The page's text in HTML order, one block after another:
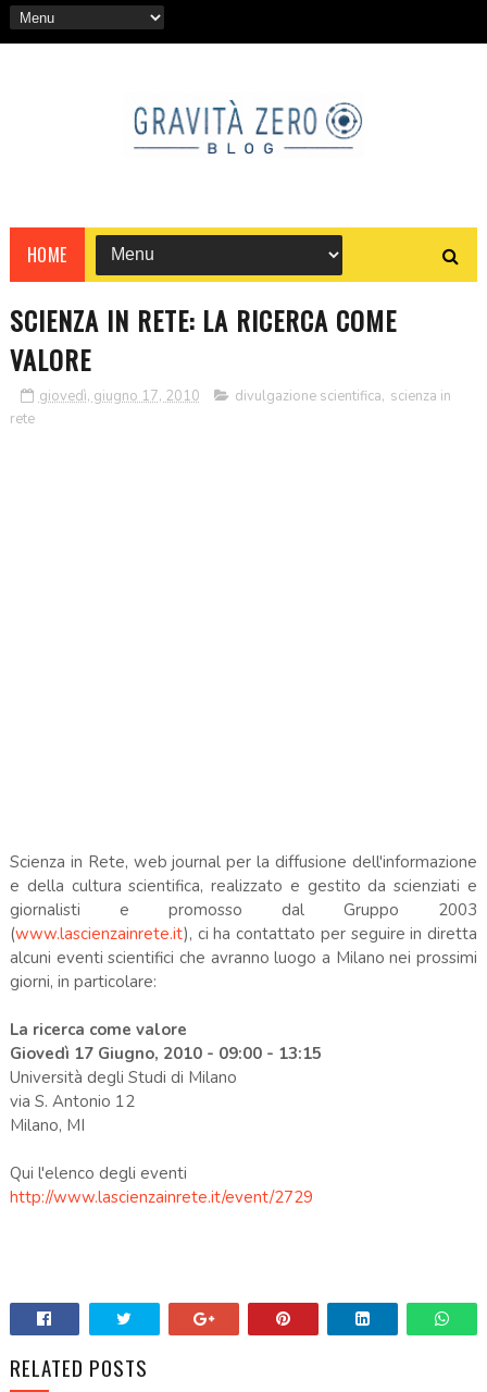
HOME
SCIENZA IN RETE: LA RICERCA COME
VALORE
giovedì, giugno 17, 2010 divulgazione scientifica, scienza in
rete
Scienza in Rete, web journal per la diffusione dell'informazione
e della cultura scientifica, realizzato e gestito da scienziati e
giornalisti e promosso dal Gruppo 2003
(www.lascienzainrete.it), ci ha contattato per seguire in diretta
alcuni eventi scientifici che avranno luogo a Milano nei prossimi
giorni, in particolare:
La ricerca come valore
Giovedì 17 Giugno, 2010 - 09:00 - 13:15
Università degli Studi di Milano
via S. Antonio 12
Milano, MI
Qui l'elenco degli eventi
http://www.lascienzainrete.it/event/2729
RELATED POSTS